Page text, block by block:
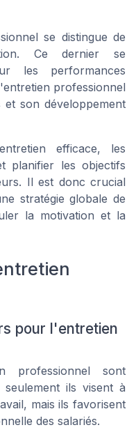
se distingue de
Ce dernier se
les performances
professionnel
son développement
efficace, les
planifier les objectifs
Il est donc crucial
stratégie globale de
la motivation et la
pour l'entretien
professionnel sont
ils visent à
mais ils favorisent
des salariés.